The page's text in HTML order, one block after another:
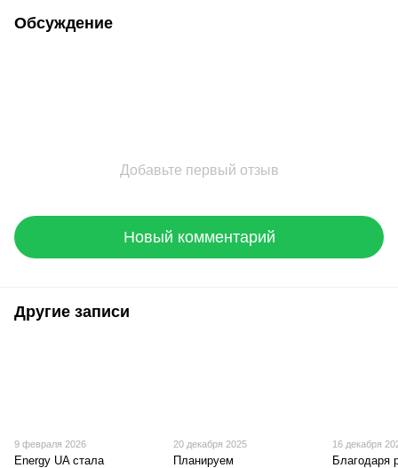
Обсуждение
Добавьте первый отзыв
Новый комментарий
Другие записи
9 февраля 2026
Energy UA стала
20 декабря 2025
Планируем
16 декабря
Благодаря